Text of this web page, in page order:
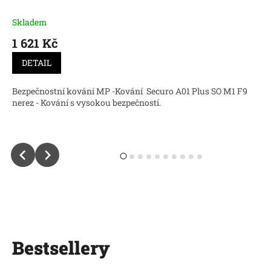
Skladem
1 621 Kč
DETAIL
Bezpečnostní kování MP -Kování Securo A01 Plus SO M1 F9
nerez - Kování s vysokou bezpečností.
Bestsellery